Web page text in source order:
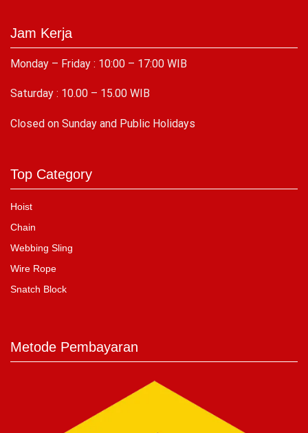
Jam Kerja
Monday – Friday : 10:00 – 17:00 WIB
Saturday : 10.00 – 15.00 WIB
Closed on Sunday and Public Holidays
Top Category
Hoist
Chain
Webbing Sling
Wire Rope
Snatch Block
Metode Pembayaran